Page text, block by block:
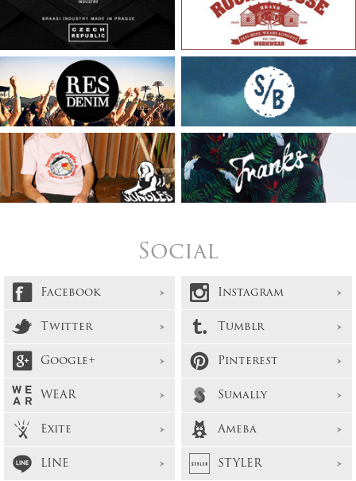
Social
Facebook
Instagram
Twitter
Tumblr
Google+
Pinterest
WEAR
Sumally
Exite
Ameba
LINE
STYLER